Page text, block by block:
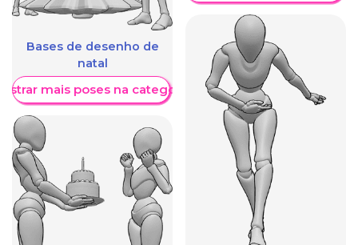
Bases de desenho de
natal
mais poses na categoria